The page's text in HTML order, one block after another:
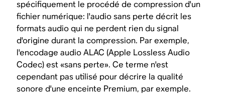
spécifiquement le procédé de compression d'un
fichier numérique: l'audio sans perte décrit les
formats audio qui ne perdent rien du signal
d'origine durant la compression. Par exemple,
l'encodage audio ALAC (Apple Lossless Audio
Codec) est «sans perte». Ce terme n'est
cependant pas utilisé pour décrire la qualité
sonore d'une enceinte Premium, par exemple.